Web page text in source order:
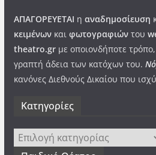
ΑΠΑΓΟΡΕΥΕΤΑΙ η αναδημοσίευση
κειμένωνκαι φωτογραφιώντου
theatro.grμε οποιονδήποτε
γραπτή άδεια των κατόχων του.
κανόνες Διεθνούς Δικαίου που
Kατηγορίες
Kατηγορίες